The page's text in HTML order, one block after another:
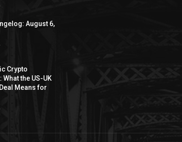
August 6,
Crypto
What the US-UK
Means for